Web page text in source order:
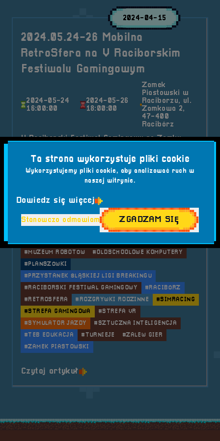
2024-04-15
2024.05.24-26 Mobilna
RetroSfera na V Raciborskim
Festiwalu Gamingowym
2024-05-24
16:00:00
2024-05-26
18:00:00
Zamek
Piastowski w
Raciborzu, ul.
Zamkowa 2,
47-400
Racibórz
V Raciborski Festiwal Gamingowy na Zamku
V 2024!
Mobilna RetroSfera
#CYBERBEZPIECZEŃSTWO
#DRENGOWIE Z NAD GÓRNEJ ODRY
#FLIPPERY
#GIGANCI PROGRAMOWANIA
#KONCERT
#KONSOLE
#MUZEUM ROBOTÓW
#OLDSCHOOLOWE KOMPUTERY
#PLANSZÓWKI
#PRZYSTANEK ŚLĄSKIEJ LIGI BREAKINGU
#RACIBORSKI FESTIWAL GAMINGOWY
#RACIBÓRZ
#RETROSFERA
#ROZGRYWKI RODZINNE
#SIMRACING
#STREFA GAMINGOWA
#STREFA VR
#SYMULATOR JAZDY
#SZTUCZNA INTELIGENCJA
#TEB EDUKACJA
#TURNIEJE
#ZALEW GIER
#ZAMEK PIASTOWSKI
Czytaj artykuło tytule 2024.05.24-26 Mobilna
Ta strona wykorzystuje pliki cookie
Wykorzystujemy pliki cookie, aby analizować ruch w
naszej witrynie.
Dowiedz się więcej
Stanowczo odmawiam ZGADZAM SIĘ